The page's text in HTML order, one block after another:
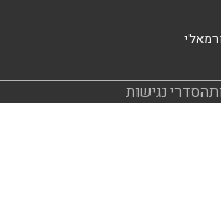
הסדרי נגישות